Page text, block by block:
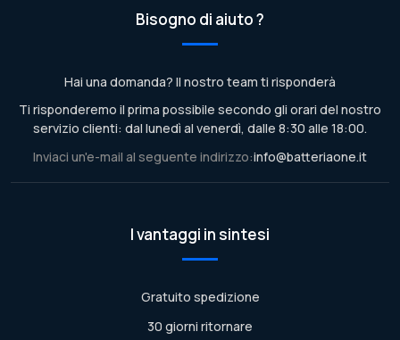
Bisogno di aiuto ?
Hai una domanda? Il nostro team ti risponderà
Ti risponderemo il prima possibile secondo gli orari del nostro
servizio clienti: dal lunedì al venerdì, dalle 8:30 alle 18:00.
Inviaci un'e-mail al seguente indirizzo:info@batteriaone.it
I vantaggi in sintesi
Gratuito spedizione
30 giorni ritornare